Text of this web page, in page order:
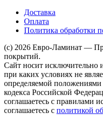
Доставка
Оплата
Политика обработки
(c) 2026 Евро-Ламинат —
покрытий.
Сайт носит
при каких условиях не
определяемой положениями
кодекса Российской
соглашаетесь с правилами
соглашаетесь с политикой